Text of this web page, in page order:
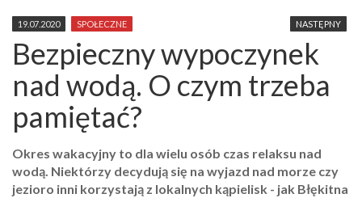
NASTĘPNY
19.07.2020 SPOŁECZNE
Bezpieczny wypoczynek
nad wodą. O czym trzeba
pamiętać?
Okres wakacyjny to dla wielu osób czas relaksu nad
wodą. Niektórzy decydują się na wyjazd nad morze czy
jezioro inni korzystają z lokalnych kąpielisk - jak Błękitna